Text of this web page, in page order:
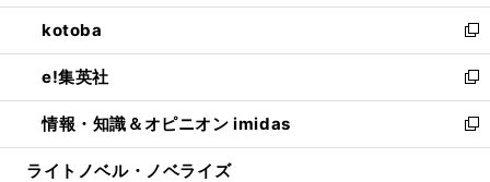
開
く
ウ
で
開
く
ン
ド
ウ
で
開
く
ウ
ィ
ン
ド
ウ
で
開
し
い
ウ
ィ
ン
ド
ウ
kotoba
新
し
い
ウ
ィ
ン
e!集英社
新
し
い
ウ
情報・知識＆オピニオン imidas
新
し
ライトノベル・ノベライズ